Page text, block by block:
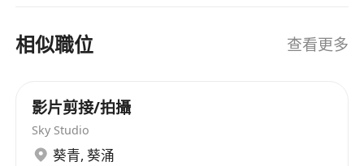
相似職位 查看更多
影片剪接/拍攝
Sky Studio
葵青, 葵涌